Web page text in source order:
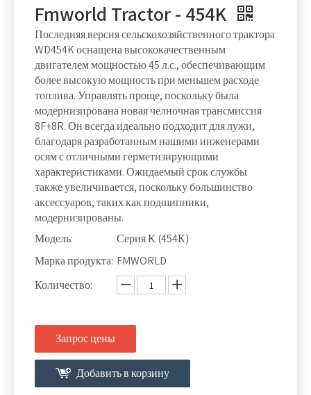
Fmworld Tractor - 454K
Последняя версия сельскохозяйственного трактора
WD454K оснащена высококачественным
двигателем мощностью 45 л.с., обеспечивающим
более высокую мощность при меньшем расходе
топлива. Управлять проще, поскольку была
модернизирована новая челночная трансмиссия
8F+8R. Он всегда идеально подходит для лужи,
благодаря разработанным нашими инженерами
осям с отличными герметизирующими
характеристиками. Ожидаемый срок службы
также увеличивается, поскольку большинство
аксессуаров, таких как подшипники,
модернизированы.
Модель:
Серия К (454К)
Марка продукта: FMWORLD
Количество:
Запрос цены
Добавить в корзину